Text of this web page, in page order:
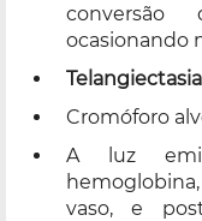
ocasionando
Cromóforo
A luz
vaso, e